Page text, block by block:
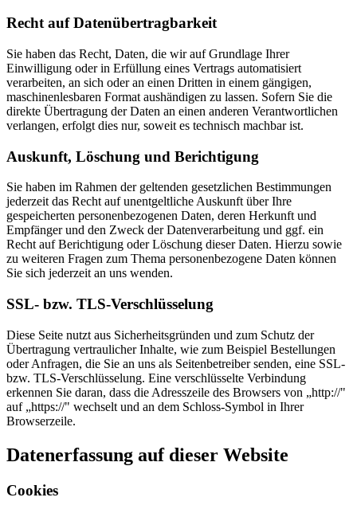
Recht auf Datenübertragbarkeit
Sie haben das Recht, Daten, die wir auf Grundlage Ihrer
Einwilligung oder in Erfüllung eines Vertrags automatisiert
verarbeiten, an sich oder an einen Dritten in einem gängigen,
maschinenlesbaren Format aushändigen zu lassen. Sofern Sie die
direkte Übertragung der Daten an einen anderen Verantwortlichen
verlangen, erfolgt dies nur, soweit es technisch machbar ist.
Auskunft, Löschung und Berichtigung
Sie haben im Rahmen der geltenden gesetzlichen Bestimmungen
jederzeit das Recht auf unentgeltliche Auskunft über Ihre
gespeicherten personenbezogenen Daten, deren Herkunft und
Empfänger und den Zweck der Datenverarbeitung und ggf. ein
Recht auf Berichtigung oder Löschung dieser Daten. Hierzu sowie
zu weiteren Fragen zum Thema personenbezogene Daten können
Sie sich jederzeit an uns wenden.
SSL- bzw. TLS-Verschlüsselung
Diese Seite nutzt aus Sicherheitsgründen und zum Schutz der
Übertragung vertraulicher Inhalte, wie zum Beispiel Bestellungen
oder Anfragen, die Sie an uns als Seitenbetreiber senden, eine SSL-
bzw. TLS-Verschlüsselung. Eine verschlüsselte Verbindung
erkennen Sie daran, dass die Adresszeile des Browsers von „http://"
auf „https://" wechselt und an dem Schloss-Symbol in Ihrer
Browserzeile.
Datenerfassung auf dieser Website
Cookies